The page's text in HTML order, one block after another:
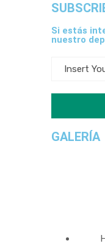
Si estás
nuestro
GALERÍA